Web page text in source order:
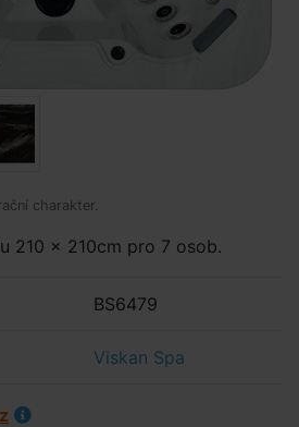
charakter.
210 x 210cm pro 7 osob.
BS6479
Viskan Spa